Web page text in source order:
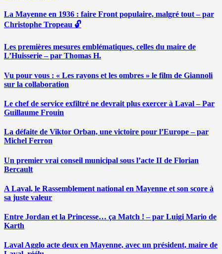
La Mayenne en 1936 : faire Front populaire, malgré tout – par
Christophe Tropeau 🔓
Les premières mesures emblématiques, celles du maire de
L’Huisserie – par Thomas H.
Vu pour vous : « Les rayons et les ombres » le film de Giannoli
sur la collaboration
Le chef de service exfiltré ne devrait plus exercer à Laval – Par
Guillaume Frouin
La défaite de Viktor Orban, une victoire pour l’Europe – par
Michel Ferron
Un premier vrai conseil municipal sous l’acte II de Florian
Bercault
A Laval, le Rassemblement national en Mayenne et son score à
sa juste valeur
Entre Jordan et la Princesse… ça Match ! – par Luigi Mario de
Karth
Laval Agglo acte deux en Mayenne, avec un président, maire de